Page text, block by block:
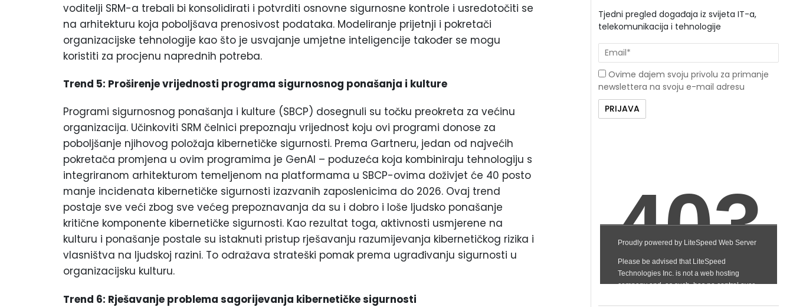
voditelji SRM-a trebali bi konsolidirati i potvrditi osnovne sigurnosne kontrole i usredotočiti se
na arhitekturu koja poboljšava prenosivost podataka. Modeliranje prijetnji i pokretači
organizacijske tehnologije kao što je usvajanje umjetne inteligencije također se mogu
koristiti za procjenu naprednih potreba.
Trend 5: Proširenje vrijednosti programa sigurnosnog ponašanja i kulture
Programi sigurnosnog ponašanja i kulture (SBCP) dosegnuli su točku preokreta za većinu
organizacija. Učinkoviti SRM čelnici prepoznaju vrijednost koju ovi programi donose za
poboljšanje njihovog položaja kibernetičke sigurnosti. Prema Gartneru, jedan od najvećih
pokretača promjena u ovim programima je GenAI – poduzeća koja kombiniraju tehnologiju s
integriranom arhitekturom temeljenom na platformama u SBCP-ovima doživjet će 40 posto
manje incidenata kibernetičke sigurnosti izazvanih zaposlenicima do 2026. Ovaj trend
postaje sve veći zbog sve većeg prepoznavanja da su i dobro i loše ljudsko ponašanje
kritične komponente kibernetičke sigurnosti. Kao rezultat toga, aktivnosti usmjerene na
kulturu i ponašanje postale su istaknuti pristup rješavanju razumijevanja kibernetičkog rizika i
vlasništva na ljudskoj razini. To odražava strateški pomak prema ugrađivanju sigurnosti u
organizacijsku kulturu.
Trend 6: Rješavanje problema sagorijevanja kibernetičke sigurnosti
Tjedni pregled događaja iz svijeta IT-a,
telekomunikacija i tehnologije
Ovime dajem svoju privolu za primanje
newslettera na svoju e-mail adresu